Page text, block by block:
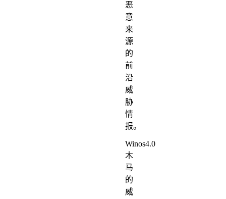
恶
意
来
源
的
前
沿
威
胁
情
报。
Winos4.0
木
马
的
威